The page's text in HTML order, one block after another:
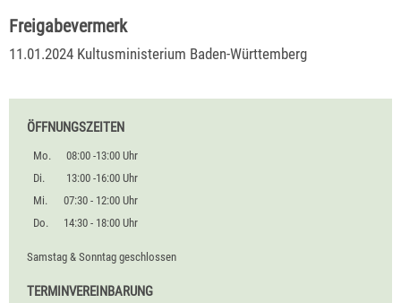
Freigabevermerk
11.01.2024 Kultusministerium Baden-Württemberg
ÖFFNUNGSZEITEN
Mo.
08:00 -13:00 Uhr
Di.
13:00 -16:00 Uhr
Mi.
07:30 - 12:00 Uhr
Do.
14:30 - 18:00 Uhr
Samstag & Sonntag geschlossen
TERMINVEREINBARUNG